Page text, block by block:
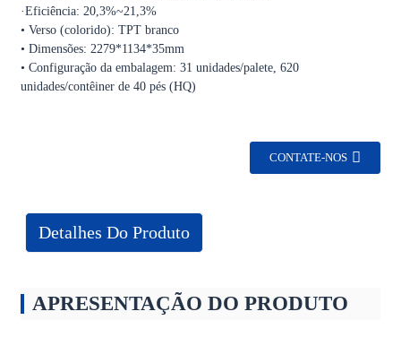
·Eficiência: 20,3%~21,3%
• Verso (colorido): TPT branco
• Dimensões: 2279*1134*35mm
• Configuração da embalagem: 31 unidades/palete, 620
unidades/contêiner de 40 pés (HQ)
CONTATE-NOS
Detalhes Do Produto
APRESENTAÇÃO DO PRODUTO